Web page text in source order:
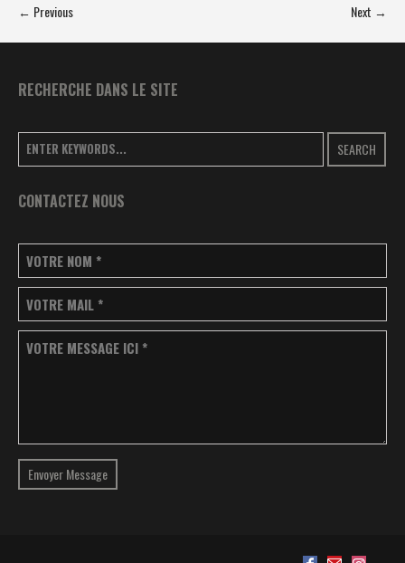
← Previous Next →
RECHERCHE DANS LE SITE
SEARCH
CONTACTEZ NOUS
VOTRE NOM *
VOTRE MAIL *
VOTRE MESSAGE ICI *
Envoyer Message